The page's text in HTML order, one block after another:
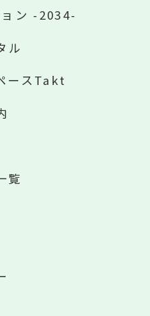
ン -2034-
ル
ースTakt
覧